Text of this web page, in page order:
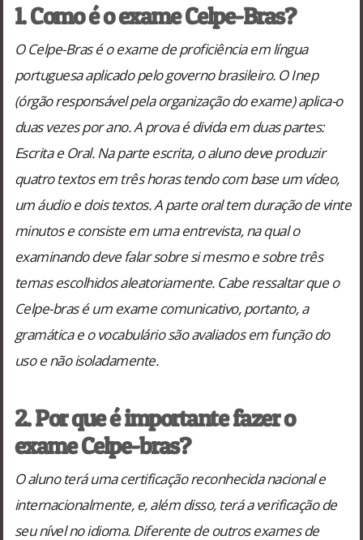
1. Como é o exame Celpe-Bras?
O Celpe-Bras é o exame de proficiência em língua
portuguesa aplicado pelo governo brasileiro. O Inep
(órgão responsável pela organização do exame) aplica-o
duas vezes por ano. A prova é divida em duas partes:
Escrita e Oral. Na parte escrita, o aluno deve produzir
quatro textos em três horas tendo com base um vídeo,
um áudio e dois textos. A parte oral tem duração de vinte
minutos e consiste em uma entrevista, na qual o
examinando deve falar sobre si mesmo e sobre três
temas escolhidos aleatoriamente. Cabe ressaltar que o
Celpe-bras é um exame comunicativo, portanto, a
gramática e o vocabulário são avaliados em função do
uso e não isoladamente.
2. Por que é importante fazer o
exame Celpe-bras?
O aluno terá uma certificação reconhecida nacional e
internacionalmente, e, além disso, terá a verificação de
seu nível no idioma. Diferente de outros exames de